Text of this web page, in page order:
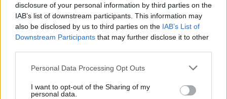
disclosure of your personal information by third parties on the
IAB’s list of downstream participants. This information may
also be disclosed by us to third parties on the IAB’s List of
Downstream Participants that may further disclose it to other
Personal Data Processing Opt Outs
I want to opt-out of the Sharing of my
personal data.